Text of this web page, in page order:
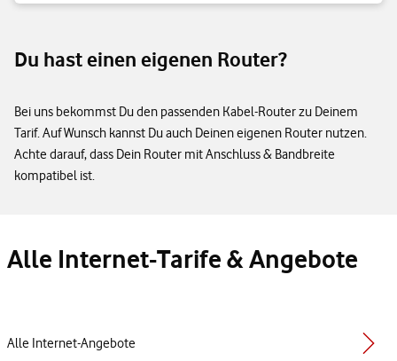
Du hast einen eigenen Router?
Bei uns bekommst Du den passenden Kabel-Router zu Deinem
Tarif. Auf Wunsch kannst Du auch Deinen eigenen Router nutzen.
Achte darauf, dass Dein Router mit Anschluss & Bandbreite
kompatibel ist.
Alle Internet-Tarife & Angebote
Alle Internet-Angebote